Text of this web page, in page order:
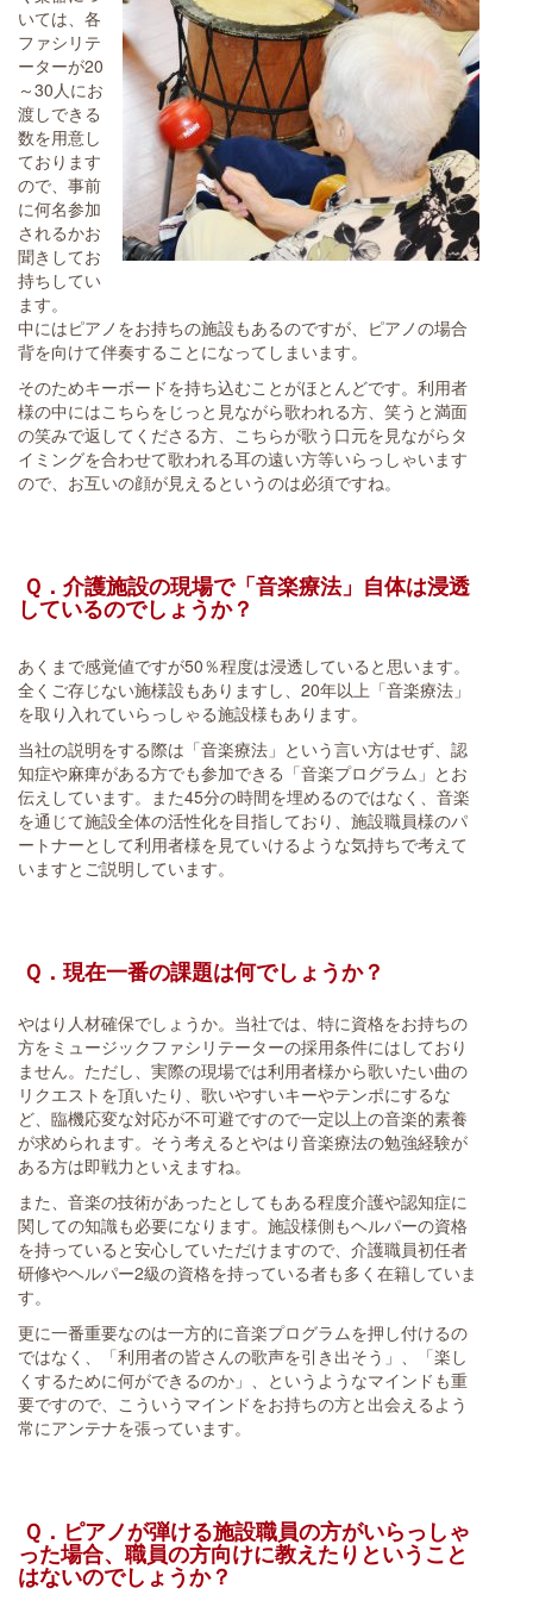
いては、各
ファシリテ
ーターが20
～30人にお
渡しできる
数を用意し
ております
ので、事前
に何名参加
されるかお
聞きしてお
持ちしてい
ます。
中にはピアノをお持ちの施設もあるのですが、ピアノの場合
背を向けて伴奏することになってしまいます。
そのためキーボードを持ち込むことがほとんどです。利用者
様の中にはこちらをじっと見ながら歌われる方、笑うと満面
の笑みで返してくださる方、こちらが歌う口元を見ながらタ
イミングを合わせて歌われる耳の遠い方等いらっしゃいます
ので、お互いの顔が見えるというのは必須ですね。
Ｑ．介護施設の現場で「音楽療法」自体は浸透
しているのでしょうか？
あくまで感覚値ですが50％程度は浸透していると思います。
全くご存じない施様設もありますし、20年以上「音楽療法」
を取り入れていらっしゃる施設様もあります。
当社の説明をする際は「音楽療法」という言い方はせず、認
知症や麻痺がある方でも参加できる「音楽プログラム」とお
伝えしています。また45分の時間を埋めるのではなく、音楽
を通じて施設全体の活性化を目指しており、施設職員様のパ
ートナーとして利用者様を見ていけるような気持ちで考えて
いますとご説明しています。
Ｑ．現在一番の課題は何でしょうか？
やはり人材確保でしょうか。当社では、特に資格をお持ちの
方をミュージックファシリテーターの採用条件にはしており
ません。ただし、実際の現場では利用者様から歌いたい曲の
リクエストを頂いたり、歌いやすいキーやテンポにするな
ど、臨機応変な対応が不可避ですので一定以上の音楽的素養
が求められます。そう考えるとやはり音楽療法の勉強経験が
ある方は即戦力といえますね。
また、音楽の技術があったとしてもある程度介護や認知症に
関しての知識も必要になります。施設様側もヘルパーの資格
を持っていると安心していただけますので、介護職員初任者
研修やヘルパー2級の資格を持っている者も多く在籍していま
す。
更に一番重要なのは一方的に音楽プログラムを押し付けるの
ではなく、「利用者の皆さんの歌声を引き出そう」、「楽し
くするために何ができるのか」、というようなマインドも重
要ですので、こういうマインドをお持ちの方と出会えるよう
常にアンテナを張っています。
Ｑ．ピアノが弾ける施設職員の方がいらっしゃ
った場合、職員の方向けに教えたりということ
はないのでしょうか？